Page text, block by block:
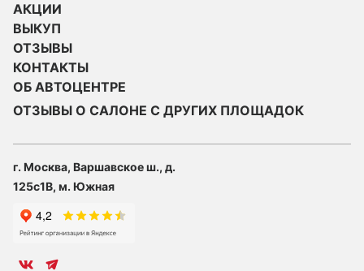
АКЦИИ
ВЫКУП
ОТЗЫВЫ
КОНТАКТЫ
ОБ АВТОЦЕНТРЕ
ОТЗЫВЫ О САЛОНЕ С ДРУГИХ ПЛОЩАДОК
г. Москва, Варшавское ш., д.
125с1В, м. Южная